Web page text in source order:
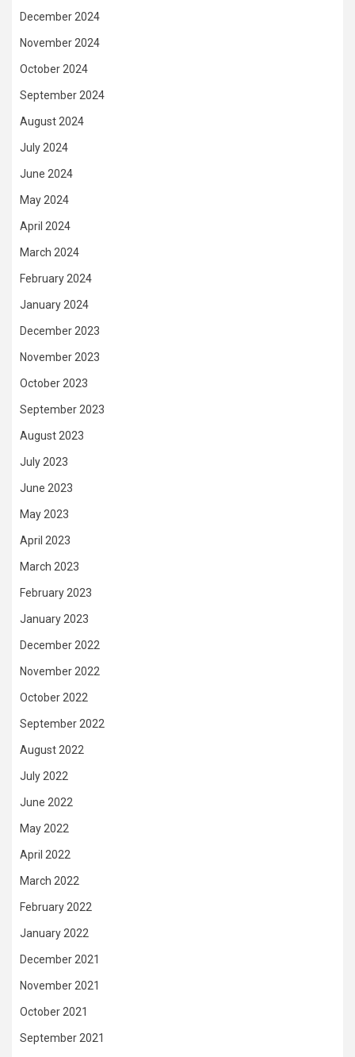
December 2024
November 2024
October 2024
September 2024
August 2024
July 2024
June 2024
May 2024
April 2024
March 2024
February 2024
January 2024
December 2023
November 2023
October 2023
September 2023
August 2023
July 2023
June 2023
May 2023
April 2023
March 2023
February 2023
January 2023
December 2022
November 2022
October 2022
September 2022
August 2022
July 2022
June 2022
May 2022
April 2022
March 2022
February 2022
January 2022
December 2021
November 2021
October 2021
September 2021